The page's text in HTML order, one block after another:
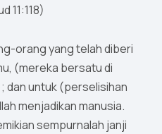
11:118)
orang yang telah diberi
(mereka bersatu di
dan untuk (perselisihan
menjadikan manusia.
sempurnalah janji